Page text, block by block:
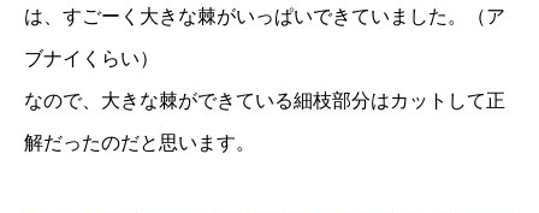
は、すごーく大きな棘がいっぱいできていました。（ア
ブナイくらい）
なので、大きな棘ができている細枝部分はカットして正
解だったのだと思います。